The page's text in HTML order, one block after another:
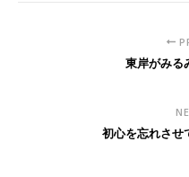
東岸がみる
初心を忘れさせ